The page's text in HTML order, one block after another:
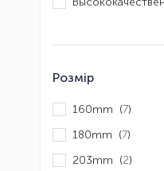
Розмір
160mm (7)
180mm (7)
203mm (2)